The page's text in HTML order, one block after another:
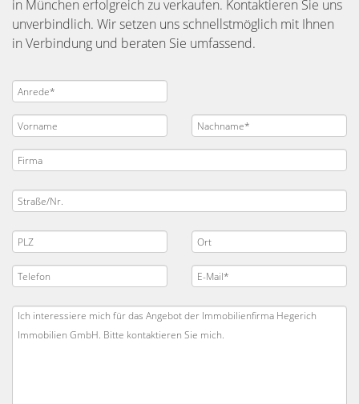
in München erfolgreich zu verkaufen. Kontaktieren Sie uns
unverbindlich. Wir setzen uns schnellstmöglich mit Ihnen
in Verbindung und beraten Sie umfassend.